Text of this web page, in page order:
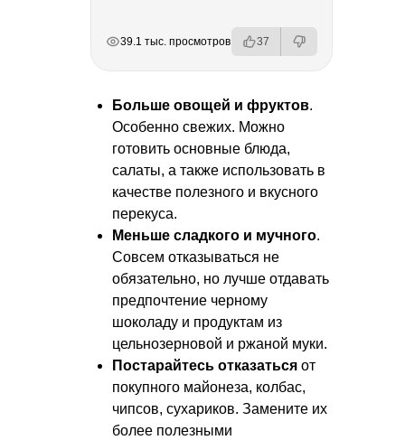
39.1 тыс. просмотров 37
Больше овощей и фруктов.
Особенно свежих. Можно
готовить основные блюда,
салаты, а также использовать в
качестве полезного и вкусного
перекуса.
Меньше сладкого и мучного.
Совсем отказываться не
обязательно, но лучше отдавать
предпочтение черному
шоколаду и продуктам из
цельнозерновой и ржаной муки.
Постарайтесь отказаться от
покупного майонеза, колбас,
чипсов, сухариков. Замените их
более полезными